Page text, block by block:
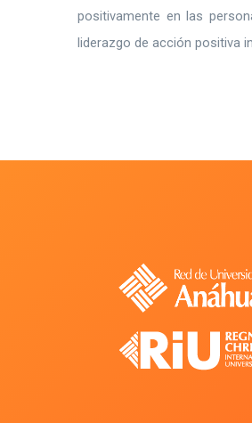
positivamente en las
liderazgo de acción positiva